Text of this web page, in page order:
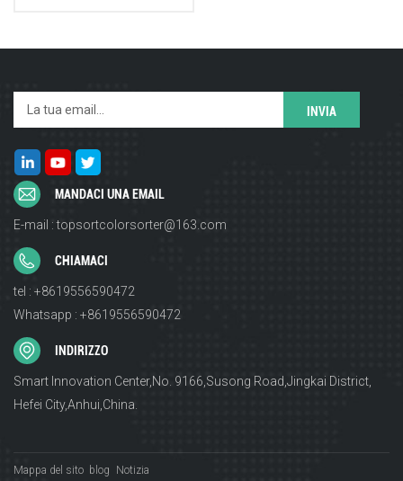
MANDACI UNA EMAIL
E-mail : topsortcolorsorter@163.com
CHIAMACI
tel : +8619556590472
Whatsapp : +8619556590472
INDIRIZZO
Smart Innovation Center,No. 9166,Susong Road,Jingkai District,
Hefei City,Anhui,China.
Mappa del sito blog Notizia